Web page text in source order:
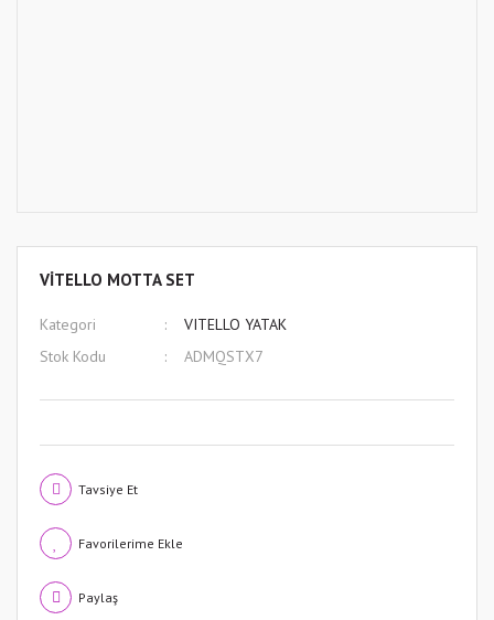
VİTELLO MOTTA SET
Kategori
VITELLO YATAK
Stok Kodu
ADMQSTX7
Tavsiye Et
Paylaş